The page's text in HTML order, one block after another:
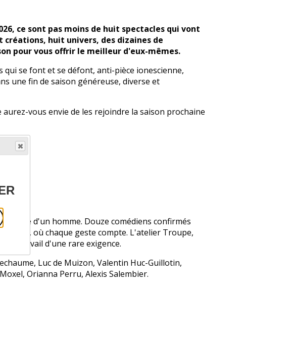
ce sont pas moins de huit spectacles qui vont
créations, huit univers, des dizaines de
pour vous offrir le meilleur d'eux-mêmes.
se font et se défont, anti-pièce ionescienne,
une fin de saison généreuse, diverse et
vous envie de les rejoindre la saison prochaine
la vie d'un homme. Douze comédiens confirmés
où chaque geste compte. L'atelier Troupe,
un travail d'une rare exigence.
Luc de Muizon, Valentin Huc-Guillotin,
Orianna Perru, Alexis Salembier.